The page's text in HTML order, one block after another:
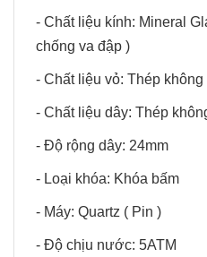
- Chất liệu kính: Mineral
chống va đập )
- Chất liệu vỏ: Thép không
- Chất liệu dây: Thép
- Độ rộng dây: 24mm
- Loại khóa: Khóa bấm
- Máy: Quartz ( Pin )
- Độ chịu nước: 5ATM